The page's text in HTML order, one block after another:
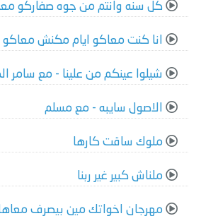
كل سنه وانتم من جوه صفاركو
انا كنت معاكو ايام مكنش معاكو
شيلوا عينكم من علينا - مع سامر
الاصول سايبه - مع مسلم
ملوك ساقت كارها
ملناش كبير غير ربنا
مهرجان اخواتك مين بيصرف